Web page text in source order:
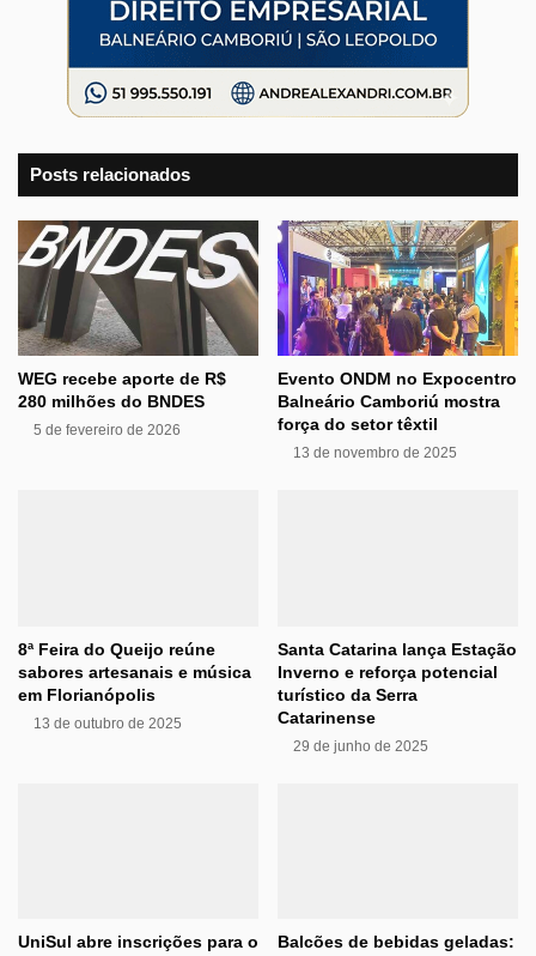
Posts relacionados
WEG recebe aporte de R$
280 milhões do BNDES
5 de fevereiro de 2026
Evento ONDM no Expocentro
Balneário Camboriú mostra
força do setor têxtil
13 de novembro de 2025
8ª Feira do Queijo reúne
sabores artesanais e música
em Florianópolis
13 de outubro de 2025
Santa Catarina lança Estação
Inverno e reforça potencial
turístico da Serra
Catarinense
29 de junho de 2025
UniSul abre inscrições para o
Balcões de bebidas geladas: